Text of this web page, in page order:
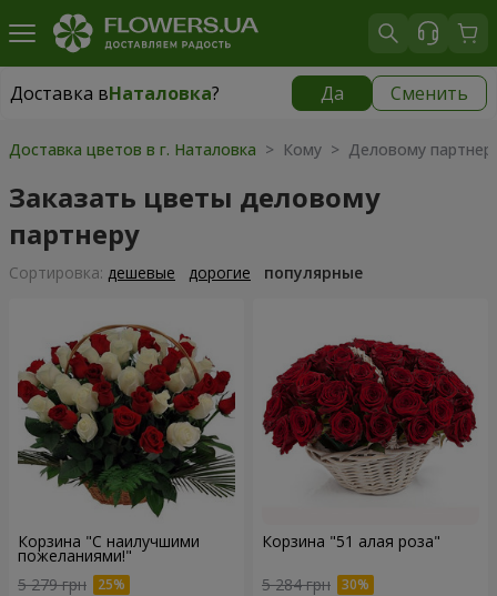
Доставка вНаталовка? Да Сменить
Доставка вНаталовка|
Доставка цветов в г. Наталовка > Кому > Деловому
Заказать цветы деловому
партнеру
Cортировка: дешевые дорогие популярные
Корзина "С наилучшими
пожеланиями!"
5 279 грн
Корзина "51 алая роза"
5 284 грн